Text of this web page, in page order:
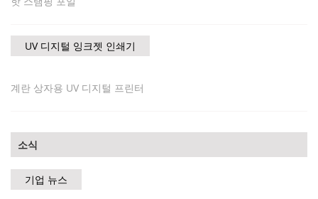
UV 디지털 잉크젯 인쇄기
계란 상자용 UV 디지털 프린터
소식
기업 뉴스